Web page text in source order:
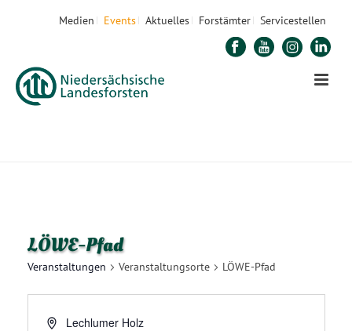
Medien Events Aktuelles Forstämter Servicestellen
LÖWE-Pfad
Veranstaltungen Veranstaltungsorte LÖWE-Pfad
Lechlumer Holz